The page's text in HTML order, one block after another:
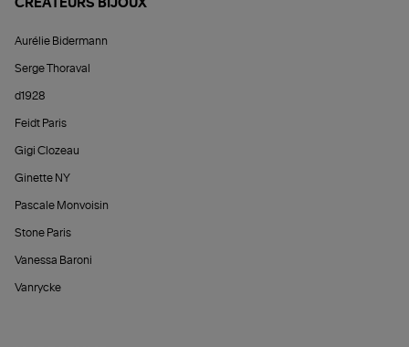
CRÉATEURS BIJOUX
Aurélie Bidermann
Serge Thoraval
d1928
Feidt Paris
Gigi Clozeau
Ginette NY
Pascale Monvoisin
Stone Paris
Vanessa Baroni
Vanrycke